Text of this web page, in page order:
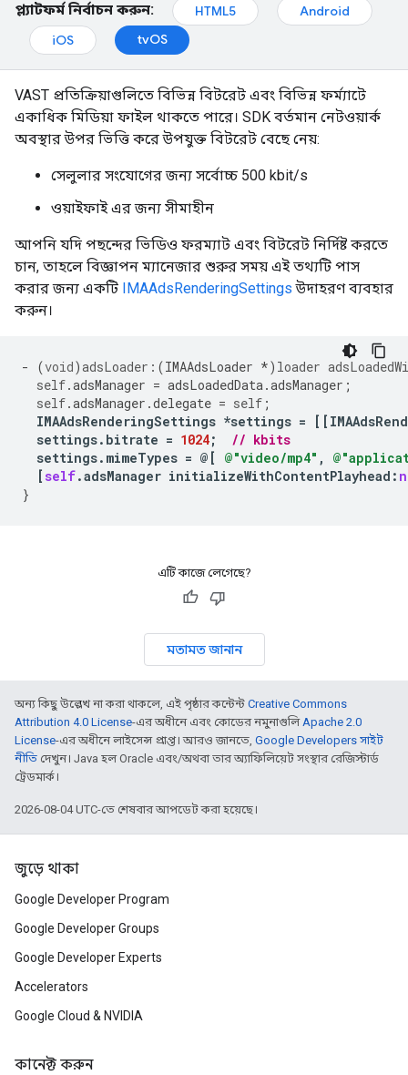
প্ল্যাটফর্ম নির্বাচন করুন: HTML5
Android
iOS
tvOS
VAST প্রতিক্রিয়াগুলিতে বিভিন্ন বিটরেট এবং বিভিন্ন ফর্ম্যাটে
একাধিক মিডিয়া ফাইল থাকতে পারে। SDK বর্তমান নেটওয়ার্ক
অবস্থার উপর ভিত্তি করে উপযুক্ত বিটরেট বেছে নেয়:
সেলুলার সংযোগের জন্য সর্বোচ্চ 500 kbit/s
ওয়াইফাই এর জন্য সীমাহীন
আপনি যদি পছন্দের ভিডিও ফরম্যাট এবং বিটরেট নির্দিষ্ট করতে
চান, তাহলে বিজ্ঞাপন ম্যানেজার শুরুর সময় এই তথ্যটি পাস
করার জন্য একটি IMAAdsRenderingSettings উদাহরণ ব্যবহার
করুন।
- (void)adsLoader: (IMAAdsLoader *) loader
self.adsManager = adsLoadedData.adsManager ;
self.adsManager .delegate = self ;
IMAAdsRenderingSettings *settings = [[
settings. bitrate = 1024;
// kbits
settings. mimeTypes = @[ @"video/mp4" ,
[ self.adsManager initializeWithContentPlayhead :
}
এটি কাজে লেগেছে?
মতামত জানান
অন্য কিছু উল্লেখ না করা থাকলে, এই পৃষ্ঠার কন্টেন্ট Creative Commons
Attribution 4.0 License-এর অধীনে এবং কোডের নমুনাগুলিApache 2.0
License-এর অধীনে লাইসেন্স প্রাপ্ত। আরও জানতে, Google Developers সাইট
নীতি দেখুন। Java হল Oracle এবং/অথবা তার অ্যাফিলিয়েট সংস্থার রেজিস্টার্ড
ট্রেডমার্ক।
2026-08-04 UTC-তে শেষবার আপডেট করা হয়েছে।
জুড়ে থাকা
Google Developer Program
Google Developer Groups
Google Developer Experts
Accelerators
Google Cloud & NVIDIA
কানেক্ট করুন